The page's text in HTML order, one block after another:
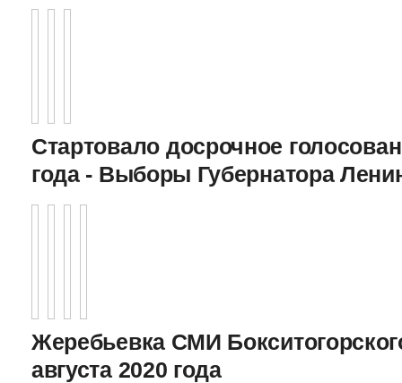
Стартовало досрочное
года - Выборы Губернатора
Жеребьевка СМИ
августа 2020 года